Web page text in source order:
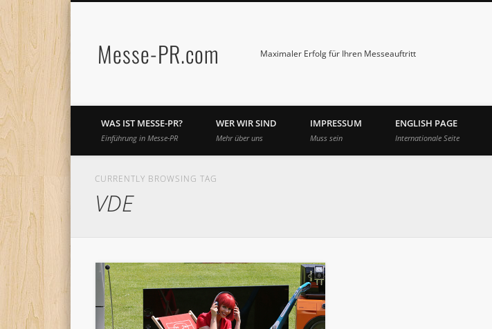
Messe-PR.com Maximaler Erfolg für Ihren Messeauftritt
WAS IST MESSE-PR?
Einführung in Messe-PR
WER WIR SIND
Mehr über uns
IMPRESSUM
Muss sein
ENGLISH PAGE
Internationale Seite
CURRENTLY BROWSING TAG
VDE